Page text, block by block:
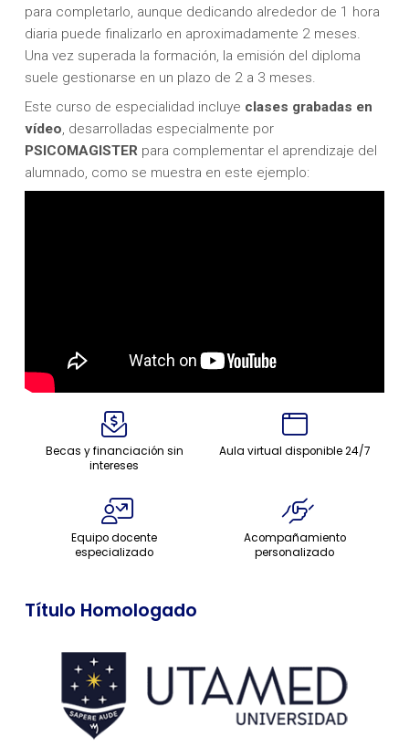
para completarlo, aunque dedicando alrededor de 1 hora
diaria puede finalizarlo en aproximadamente 2 meses.
Una vez superada la formación, la emisión del diploma
suele gestionarse en un plazo de 2 a 3 meses.
Este curso de especialidad incluye clases grabadas en
vídeo, desarrolladas especialmente por
PSICOMAGISTERpara complementar el aprendizaje del
alumnado, como se muestra en este ejemplo:
Becas y financiación sin
intereses
Aula virtual disponible 24/7
Equipo docente
especializado
Acompañamiento
personalizado
Título Homologado